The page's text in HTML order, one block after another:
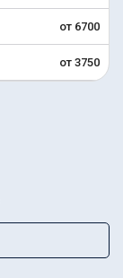
от 6700
от 3750